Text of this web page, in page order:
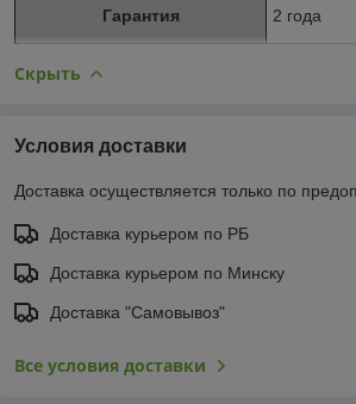
Гарантия 2 года
Скрыть
Условия доставки
Доставка осуществляется только по
Доставка курьером по РБ
Доставка курьером по Минску
Доставка "Самовывоз"
Все условия доставки